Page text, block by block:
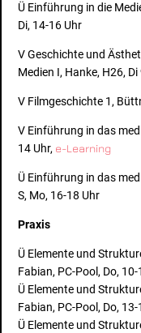
Ü Einführung in die
Di, 14-16 Uhr
V Geschichte und
Medien I, Hanke, H26, Di
V Filmgeschichte 1,
V Einführung in das
14 Uhr, e-Learning
Ü Einführung in das
S, Mo, 16-18 Uhr
Praxis
Ü Elemente und
Fabian, PC-Pool, Do,
Ü Elemente und
Fabian, PC-Pool, Do,
Ü Elemente und